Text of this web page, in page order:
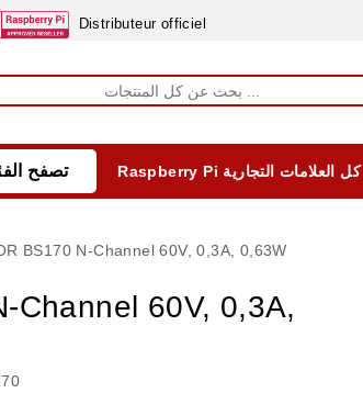
Distributeur officiel
تصفح Raspberry Pi كل العلامات التجارية
BS170 N-Channel 60V, 0,3A, 0,63W
Channel 60V, 0,3A,